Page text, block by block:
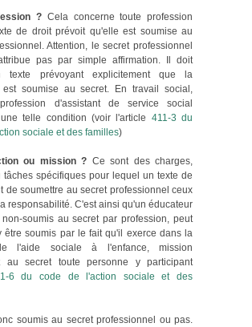
? Cela concerne toute profession
de droit prévoit qu'elle est soumise au
Attention, le secret professionnel
pas par simple affirmation. Il doit
texte prévoyant explicitement que la
est soumise au secret. En travail social,
d'assistant de service social
telle condition (voir l'article 411-3 du
sociale et des familles)
ou mission ? Ce sont des charges,
tâches spécifiques pour lequel un texte de
de soumettre au secret professionnel ceux
responsabilité. C'est ainsi qu'un éducateur
soumis au secret par profession, peut
être soumis par le fait qu'il exerce dans la
l'aide sociale à l'enfance, mission
au secret toute personne y participant
6 du code de l'action sociale et des
soumis au secret professionnel ou pas.